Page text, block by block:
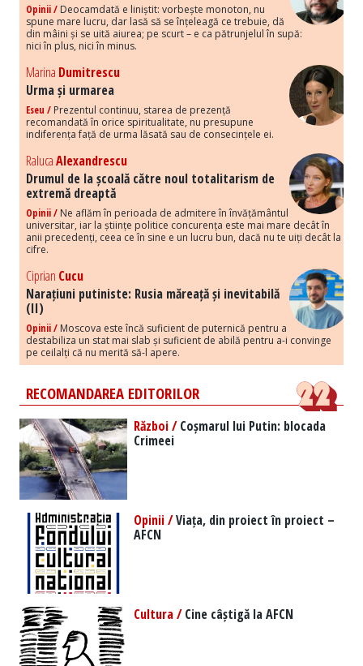
Opinii / Deocamdată e liniștit: vorbește monoton, nu
spune mare lucru, dar lasă să se înțeleagă ce trebuie, dă
din mâini și se uită aiurea; pe scurt – e ca pătrunjelul în supă:
nici în plus, nici în minus.
Marina Dumitrescu
Urma și urmarea
Eseu / Prezentul continuu, starea de prezență
recomandată în orice spiritualitate, nu presupune
indiferența față de urma lăsată sau de consecințele ei.
RalucaAlexandrescu
Drumul de la școală către noul totalitarism de
extremă dreaptă
Opinii / Ne aflăm în perioada de admitere în învățământul
universitar, iar la științe politice concurența este mai mare decât în
anii precedenți, ceea ce în sine e un lucru bun, dacă nu te uiți decât la
cifre.
Ciprian Cucu
Narațiuni putiniste: Rusia măreață și inevitabilă
(II)
Opinii / Moscova este încă suficient de puternică pentru a
destabiliza un stat mai slab și suficient de abilă pentru a-i convinge
pe ceilalți că nu merită să-l apere.
RECOMANDAREA EDITORILOR
Război /Coșmarul lui Putin: blocada
Crimeei
Opinii /Viața, din proiect în proiect –
AFCN
Cultura /Cine câștigă la AFCN